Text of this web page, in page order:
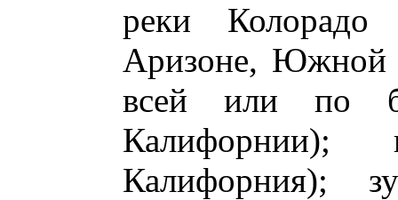
реки
Аризоне, Южной
всей или по
Калифорнии);
Калифорния);